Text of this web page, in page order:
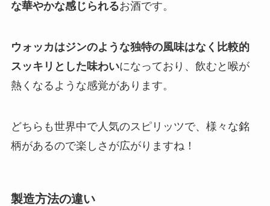
な華やかな感じられるお酒です。
ウォッカはジンのような独特の風味はなく比較的
スッキリとした味わいになっており、飲むと喉が
熱くなるような感覚があります。
どちらも世界中で人気のスピリッツで、様々な銘
柄があるので楽しさが広がりますね！
製造方法の違い